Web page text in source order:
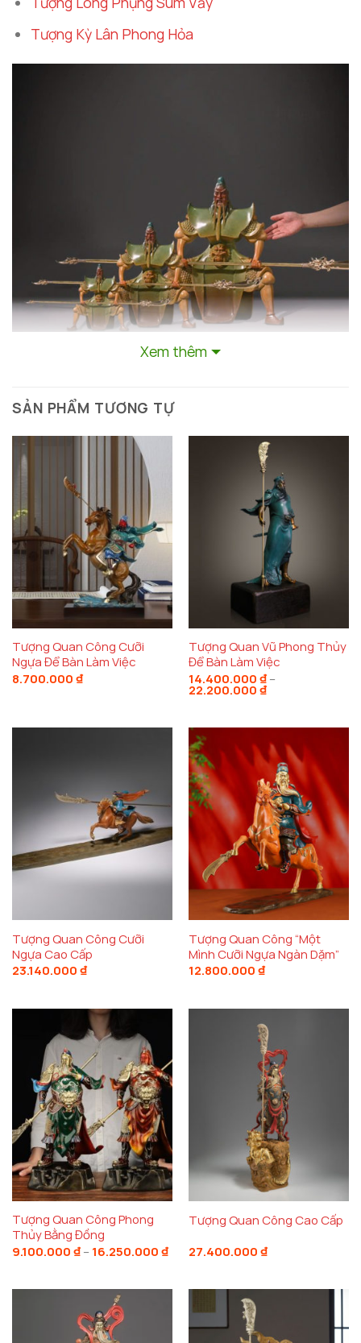
Tượng Kỳ Lân Phong Hỏa
Xem thêm
SẢN PHẨM TƯƠNG TỰ
Tượng Quan Công Cưỡi
Ngựa Để Bàn Làm Việc
8.700.000 ₫
Tượng Quan Vũ Phong Thủy
Để Bàn Làm Việc
14.400.000 ₫ –
22.200.000 ₫Khoảng
giá:
22.200.000 ₫
Tượng Quan Công Cưỡi
Ngựa Cao Cấp
23.140.000 ₫
Tượng Quan Công “Một
Mình Cưỡi Ngựa Ngàn Dặm”
12.800.000 ₫
Tượng Quan Công Phong
Thủy Bằng Đồng
9.100.000 ₫ – 16.250.000 ₫Khoảng
giá:
Tượng Quan Công Cao Cấp
27.400.000 ₫